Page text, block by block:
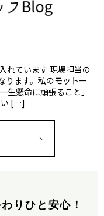
れています 現場担当の
ります。私のモットー
生懸命に頑張ること」
い […]
りひと安心！